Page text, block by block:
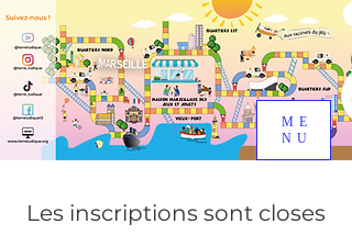
ME
NU
Les inscriptions sont closes